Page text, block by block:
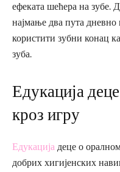
ефеката шећера на зубе.
најмање два пута
користити зубни конац
зуба.
Едукација
кроз игру
Едукација деце о
добрих хигијенских